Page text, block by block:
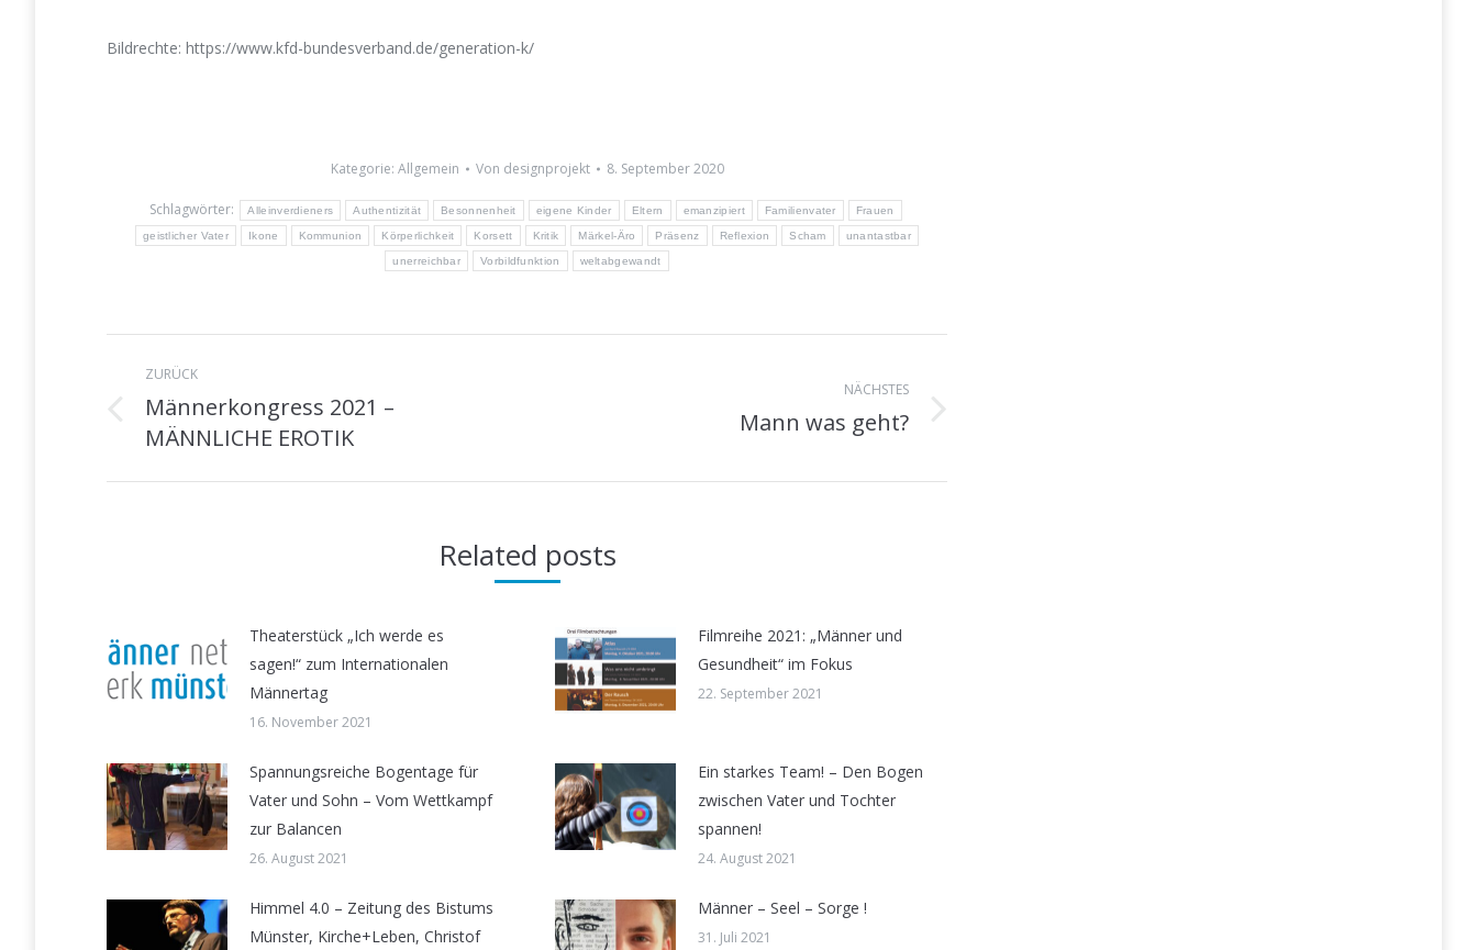
Bildrechte: https://www.kfd-bundesverband.de/generation-k/
Kategorie: Allgemein Von designprojekt 8. September 2020
Schlagwörter: Alleinverdieners Authentizität Besonnenheit eigene Kinder Eltern emanzipiert Familienvater Frauen
geistlicher Vater Ikone Kommunion Körperlichkeit Korsett Kritik Märkel-Äro Präsenz Reflexion Scham unantastbar
unerreichbar Vorbildfunktion weltabgewandt
Kommentarnavigation
ZURÜCK
Vorheriger
Beitrag:
Männerkongress 2021 –
MÄNNLICHE EROTIK
NÄCHSTES
Mann was geht?
Related posts
Theaterstück „Ich werde es
sagen!“ zum Internationalen
Männertag
16. November 2021
Filmreihe 2021: „Männer und
Gesundheit“ im Fokus
22. September 2021
Spannungsreiche Bogentage für
Vater und Sohn – Vom Wettkampf
zur Balancen
26. August 2021
Ein starkes Team! – Den Bogen
zwischen Vater und Tochter
spannen!
24. August 2021
Himmel 4.0 – Zeitung des Bistums
Münster, Kirche+Leben, Christof
Männer – Seel – Sorge !
31. Juli 2021